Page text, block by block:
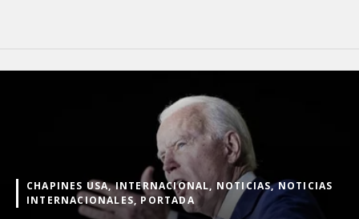
CHAPINES USA, INTERNACIONAL, NOTICIAS, NOTICIAS
INTERNACIONALES, PORTADA